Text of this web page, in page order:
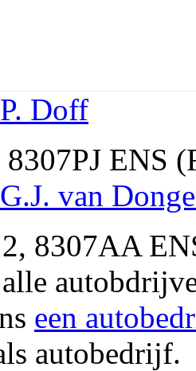
Doff
8307PJ ENS
van
8307AA
een
autobedrijf.